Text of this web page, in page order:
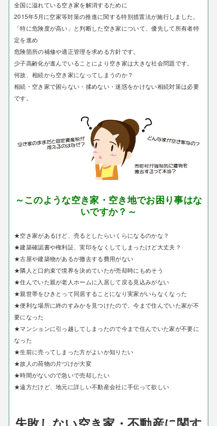
全国に溢れている空き家を解消するために
2015年5月に空家等対策の推進に関する特別措置法が施行しました。
「特に危険度が高い」と判断した空き家について、優先して所有者特
定を進め
危険箇所の補修や適正管理を求める方針です。
少子高齢化が進んでいることにより空き家は大きな社会問題です。
何故、相続から空き家になってしまうのか？
相続・空き家で困らない・揉めない・迷惑をかけない相続対策は必要
です。
～このような空き家・空き地でお困り事はな
いですか？～
★空き家があるけど、売るとしたらいくらになるのかな？
★建築確認書や権利証、実印をなくしてしまったけど大丈夫？
★古屋や建築物があるが撤去する費用がない
★隣人と口約束で境界を決めていたが売却時にもめそう
★住んでいた親が老人ホームに入居して戻る見込みがない
★親世帯をひきとって同居することになり実家がいらなくなった
★便利な場所に終のすみかを見つけたので、今まで住んでいた家が不
要になった
★マンションに引っ越してしまったので今まで住んでいた家が不要に
なった
★生前に売ってしまった方がよいか知りたい
★故人の荷物の片づけが大変
★時間がないので急いで売却したい
★遠方だけど、地元に詳しい不動産会社に手伝って欲しい